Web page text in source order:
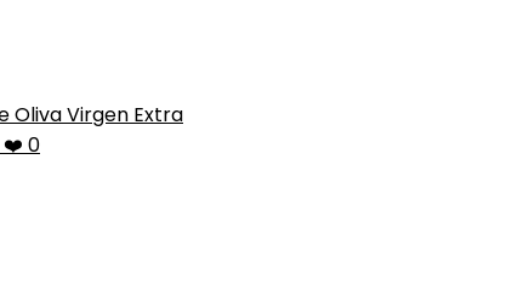
Oliva Virgen Extra
❤️ 0